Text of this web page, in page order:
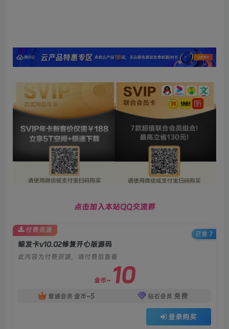
点击加入本站QQ交流群
鲸发卡v10.02修复开心版源码
此内容为付费资源，请付费后查看
金币~ 10
普通会员 金币~5 钻石会员 免费
登录购买
付费资源
已售 7